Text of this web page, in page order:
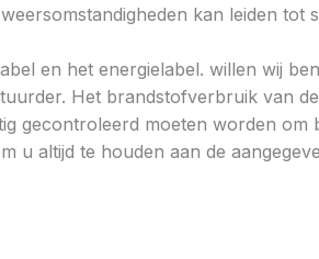
kan leiden tot
en het energielabel. willen wij
Het brandstofverbruik van
gecontroleerd moeten worden
u altijd te houden aan de